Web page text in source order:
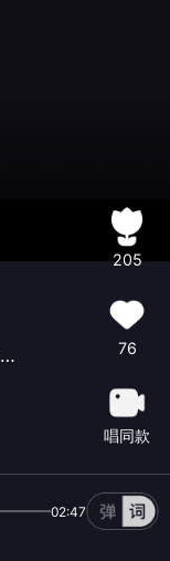
阿妈啊阿妈(雪山下的毡房)【男生版】
205
76
唱同款
02:47